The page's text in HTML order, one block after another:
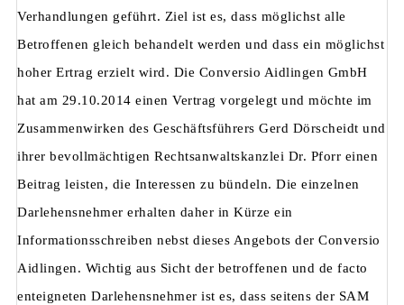
Verhandlungen geführt. Ziel ist es, dass möglichst alle
Betroffenen gleich behandelt werden und dass ein möglichst
hoher Ertrag erzielt wird. Die Conversio Aidlingen GmbH
hat am 29.10.2014 einen Vertrag vorgelegt und möchte im
Zusammenwirken des Geschäftsführers Gerd Dörscheidt und
ihrer bevollmächtigen Rechtsanwaltskanzlei Dr. Pforr einen
Beitrag leisten, die Interessen zu bündeln. Die einzelnen
Darlehensnehmer erhalten daher in Kürze ein
Informationsschreiben nebst dieses Angebots der Conversio
Aidlingen. Wichtig aus Sicht der betroffenen und de facto
enteigneten Darlehensnehmer ist es, dass seitens der SAM